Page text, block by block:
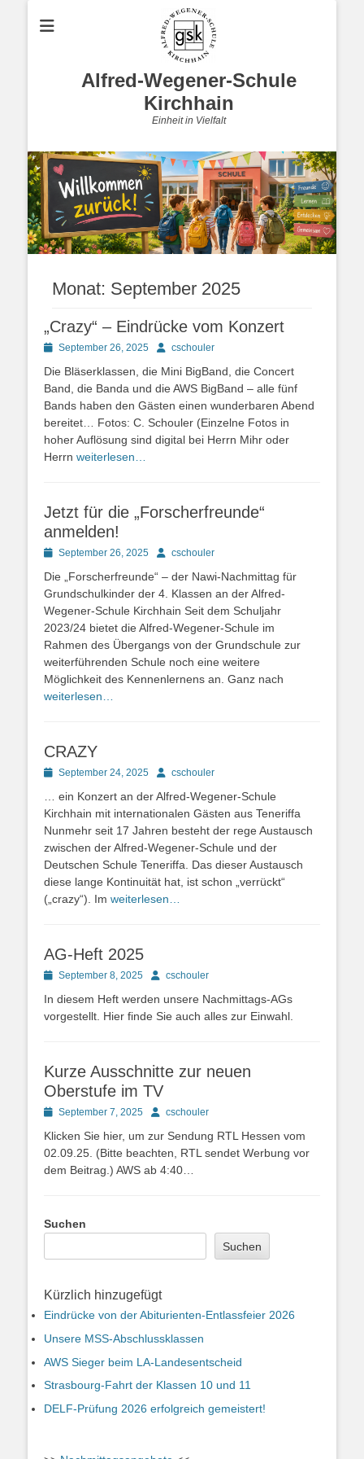
Alfred-Wegener-Schule
Kirchhain
Einheit in Vielfalt
Monat: September 2025
„Crazy“ – Eindrücke vom Konzert
PostedSeptember 26, 2025 Autorcschouler
Die Bläserklassen, die Mini BigBand, die Concert
Band, die Banda und die AWS BigBand – alle fünf
Bands haben den Gästen einen wunderbaren Abend
bereitet… Fotos: C. Schouler (Einzelne Fotos in
hoher Auflösung sind digital bei Herrn Mihr oder
Herrn weiterlesen…
Jetzt für die „Forscherfreunde“
anmelden!
PostedSeptember 26, 2025 Autorcschouler
Die „Forscherfreunde“ – der Nawi-Nachmittag für
Grundschulkinder der 4. Klassen an der Alfred-
Wegener-Schule Kirchhain Seit dem Schuljahr
2023/24 bietet die Alfred-Wegener-Schule im
Rahmen des Übergangs von der Grundschule zur
weiterführenden Schule noch eine weitere
Möglichkeit des Kennenlernens an. Ganz nach
weiterlesen…
CRAZY
PostedSeptember 24, 2025 Autorcschouler
… ein Konzert an der Alfred-Wegener-Schule
Kirchhain mit internationalen Gästen aus Teneriffa
Nunmehr seit 17 Jahren besteht der rege Austausch
zwischen der Alfred-Wegener-Schule und der
Deutschen Schule Teneriffa. Das dieser Austausch
diese lange Kontinuität hat, ist schon „verrückt“
(„crazy“). Im weiterlesen…
AG-Heft 2025
PostedSeptember 8, 2025 Autorcschouler
In diesem Heft werden unsere Nachmittags-AGs
vorgestellt. Hier finde Sie auch alles zur Einwahl.
Kurze Ausschnitte zur neuen
Oberstufe im TV
PostedSeptember 7, 2025 Autorcschouler
Klicken Sie hier, um zur Sendung RTL Hessen vom
02.09.25. (Bitte beachten, RTL sendet Werbung vor
dem Beitrag.) AWS ab 4:40…
Suchen
Suchen
Kürzlich hinzugefügt
Eindrücke von der Abiturienten-Entlassfeier 2026
Unsere MSS-Abschlussklassen
AWS Sieger beim LA-Landesentscheid
Strasbourg-Fahrt der Klassen 10 und 11
DELF-Prüfung 2026 erfolgreich gemeistert!